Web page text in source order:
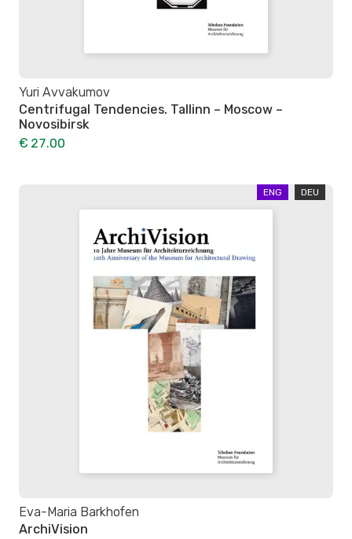
Yuri Avvakumov
Centrifugal Tendencies. Tallinn – Moscow –
Novosibirsk
€ 27.00
ENG DEU
Eva-Maria Barkhofen
ArchiVision